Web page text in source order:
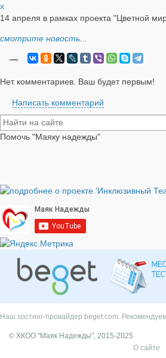
x
14 апреля в рамках проекта "Цветной
смотрите новость...
—
Нет комментариев. Ваш будет первым!
Написать комментарий
Помочь "Маяку надежды"
Наш хостинг-провайдер beget.com.
© ХКОО "Маяк Надежды", 2015-2025
О сайте